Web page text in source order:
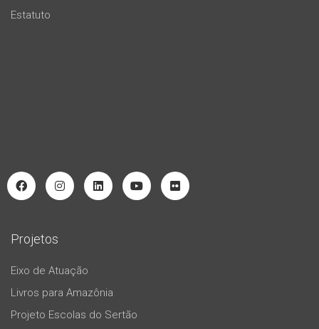
Estatuto
Projetos
Eixo de Atuação
Livros para Amazônia
Projeto Escolas do Sertão